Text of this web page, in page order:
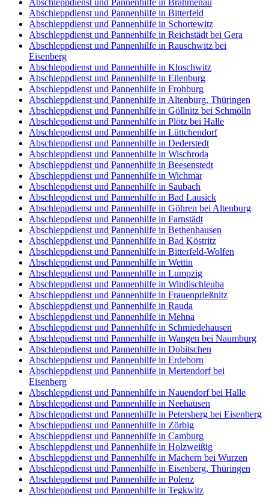
Abschleppdienst und Pannenhilfe in Bitterfeld
Abschleppdienst und Pannenhilfe in Schortewitz
Abschleppdienst und Pannenhilfe in Reichstädt bei Gera
Abschleppdienst und Pannenhilfe in Rauschwitz bei
Eisenberg
Abschleppdienst und Pannenhilfe in Kloschwitz
Abschleppdienst und Pannenhilfe in Eilenburg
Abschleppdienst und Pannenhilfe in Frohburg
Abschleppdienst und Pannenhilfe in Altenburg, Thüringen
Abschleppdienst und Pannenhilfe in Göllnitz bei Schmölln
Abschleppdienst und Pannenhilfe in Plötz bei Halle
Abschleppdienst und Pannenhilfe in Lüttchendorf
Abschleppdienst und Pannenhilfe in Dederstedt
Abschleppdienst und Pannenhilfe in Wischroda
Abschleppdienst und Pannenhilfe in Beesenstedt
Abschleppdienst und Pannenhilfe in Wichmar
Abschleppdienst und Pannenhilfe in Saubach
Abschleppdienst und Pannenhilfe in Bad Lausick
Abschleppdienst und Pannenhilfe in Göhren bei Altenburg
Abschleppdienst und Pannenhilfe in Farnstädt
Abschleppdienst und Pannenhilfe in Bethenhausen
Abschleppdienst und Pannenhilfe in Bad Köstritz
Abschleppdienst und Pannenhilfe in Bitterfeld-Wolfen
Abschleppdienst und Pannenhilfe in Wettin
Abschleppdienst und Pannenhilfe in Lumpzig
Abschleppdienst und Pannenhilfe in Windischleuba
Abschleppdienst und Pannenhilfe in Frauenprießnitz
Abschleppdienst und Pannenhilfe in Rauda
Abschleppdienst und Pannenhilfe in Mehna
Abschleppdienst und Pannenhilfe in Schmiedehausen
Abschleppdienst und Pannenhilfe in Wangen bei Naumburg
Abschleppdienst und Pannenhilfe in Dobitschen
Abschleppdienst und Pannenhilfe in Erdeborn
Abschleppdienst und Pannenhilfe in Mertendorf bei
Eisenberg
Abschleppdienst und Pannenhilfe in Nauendorf bei Halle
Abschleppdienst und Pannenhilfe in Neehausen
Abschleppdienst und Pannenhilfe in Petersberg bei Eisenberg
Abschleppdienst und Pannenhilfe in Zörbig
Abschleppdienst und Pannenhilfe in Camburg
Abschleppdienst und Pannenhilfe in Holzweißig
Abschleppdienst und Pannenhilfe in Machern bei Wurzen
Abschleppdienst und Pannenhilfe in Eisenberg, Thüringen
Abschleppdienst und Pannenhilfe in Polenz
Abschleppdienst und Pannenhilfe in Tegkwitz